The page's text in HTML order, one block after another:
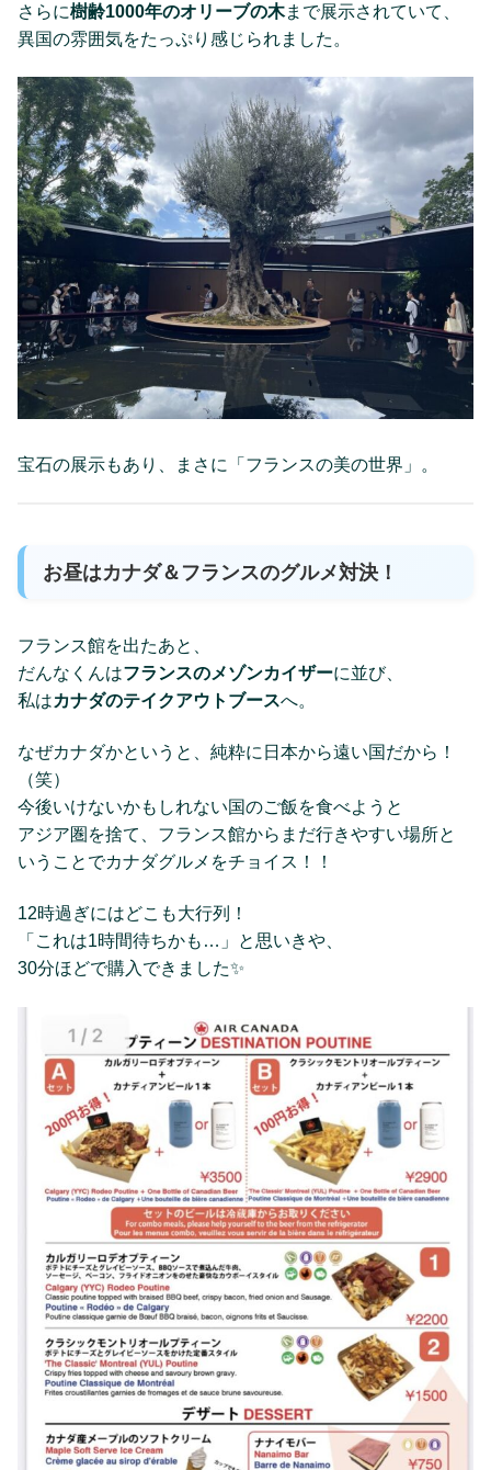
さらに樹齢1000年のオリーブの木まで展示されていて、
異国の雰囲気をたっぷり感じられました。
宝石の展示もあり、まさに「フランスの美の世界」。
お昼はカナダ＆フランスのグルメ対決！
フランス館を出たあと、
だんなくんはフランスのメゾンカイザーに並び、
私はカナダのテイクアウトブースへ。
なぜカナダかというと、純粋に日本から遠い国だから！
（笑）
今後いけないかもしれない国のご飯を食べようと
アジア圏を捨て、フランス館からまだ行きやすい場所と
いうことでカナダグルメをチョイス！！
12時過ぎにはどこも大行列！
「これは1時間待ちかも…」と思いきや、
30分ほどで購入できました✨